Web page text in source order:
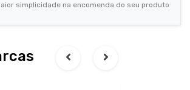
simplicidade na encomenda do seu produto